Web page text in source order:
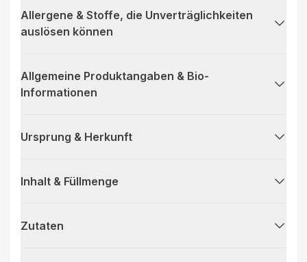
Allergene & Stoffe, die Unverträglichkeiten
auslösen können
Allgemeine Produktangaben & Bio-
Informationen
Ursprung & Herkunft
Inhalt & Füllmenge
Zutaten